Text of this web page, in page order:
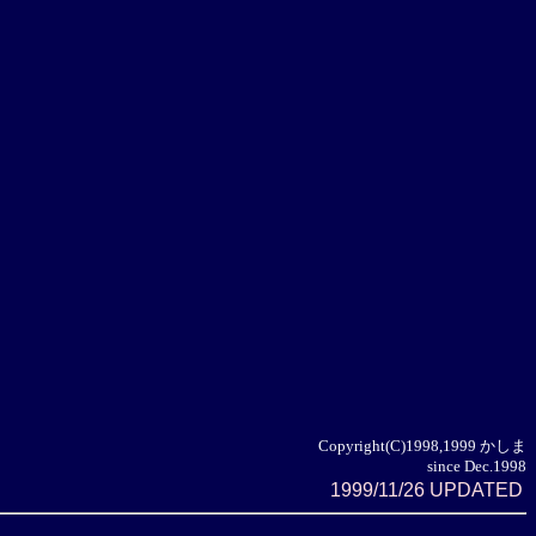
Copyright(C)1998,1999 かしま
since Dec.1998
1999/11/26 UPDATED